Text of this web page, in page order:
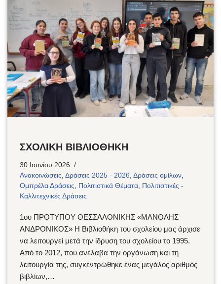
ΣΧΟΛΙΚΗ ΒΙΒΛΙΟΘΗΚΗ
30 Ιουνίου 2026
Ανακοινώσεις Δράσεις 2025 - 2026 Δράσεις ομίλων
Ομπρέλα Δράσεις
Πολιτιστικά Θέματα Πολιτιστικές -
Καλλιτεχνικές Δράσεις
1ου ΠΡΟΤΥΠΟΥ ΘΕΣΣΑΛΟΝΙΚΗΣ «ΜΑΝΟΛΗΣ
ΑΝΔΡΟΝΙΚΟΣ» Η Βιβλιοθήκη του σχολείου μας άρχισε
να λειτουργεί μετά την ίδρυση του σχολείου το 1995.
Από το 2012, που ανέλαβα την οργάνωση και τη
λειτουργία της, συγκεντρώθηκε ένας μεγάλος αριθμός
βιβλίων,…